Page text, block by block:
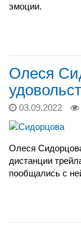
эмоции.
Олеся
03.09.2022
Олеся
дистанции
пообщались с